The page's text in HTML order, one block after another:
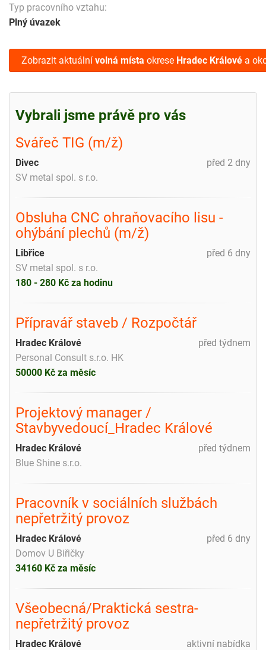
Typ pracovního vztahu:
Plný úvazek
Zobrazit aktuální volná místa okrese Hradec Králové a
Vybrali jsme právě pro vás
Svářeč TIG (m/ž)
před 2 dny
Divec
SV metal spol. s r.o.
Obsluha CNC ohraňovacího lisu -
ohýbání plechů (m/ž)
před 6 dny
Libřice
SV metal spol. s r.o.
180 - 280 Kč za hodinu
Přípravář staveb / Rozpočtář
před týdnem
Hradec Králové
Personal Consult s.r.o. HK
50000 Kč za měsíc
Projektový manager /
Stavbyvedoucí_Hradec Králové
před týdnem
Hradec Králové
Blue Shine s.r.o.
Pracovník v sociálních službách
nepřetržitý provoz
před 6 dny
Hradec Králové
Domov U Biřičky
34160 Kč za měsíc
Všeobecná/Praktická sestra-
nepřetržitý provoz
aktivní nabídka
Hradec Králové